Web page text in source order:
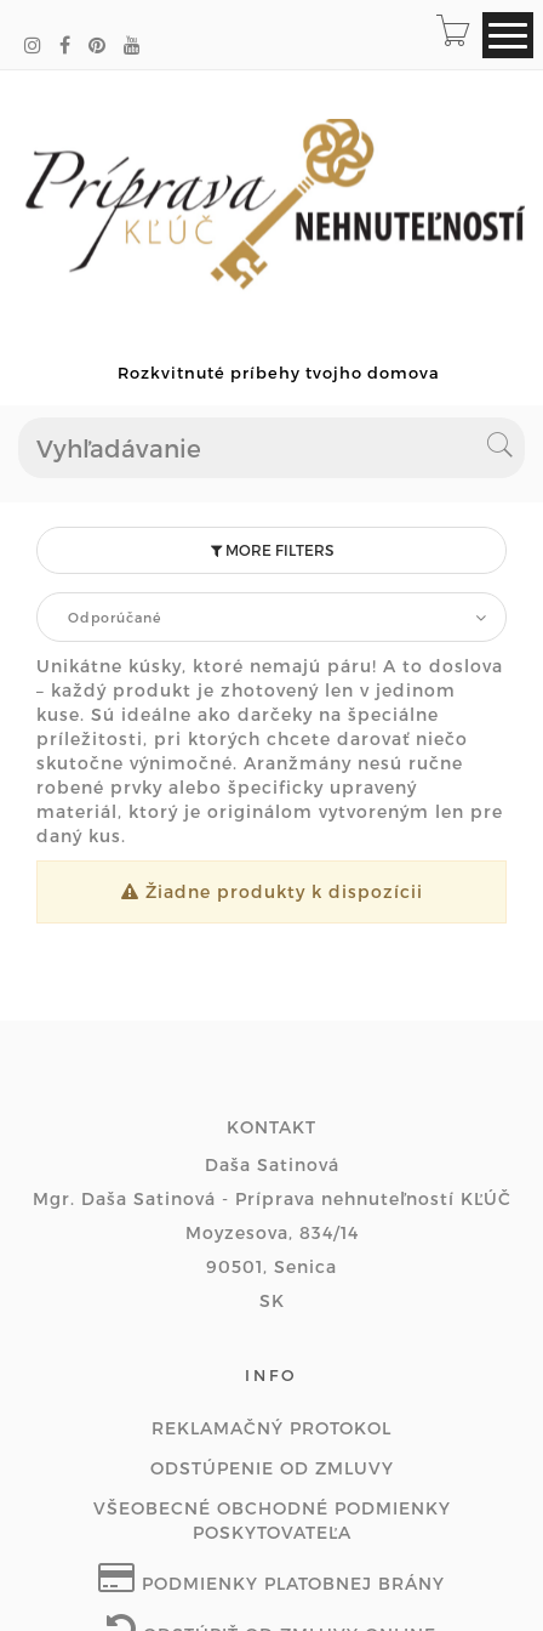
Rozkvitnuté príbehy tvojho domova
MORE FILTERS
Odporúčané
Unikátne kúsky, ktoré nemajú páru! A to doslova
– každý produkt je zhotovený len v jedinom
kuse. Sú ideálne ako darčeky na špeciálne
príležitosti, pri ktorých chcete darovať niečo
skutočne výnimočné. Aranžmány nesú ručne
robené prvky alebo špecificky upravený
materiál, ktorý je originálom vytvoreným len pre
daný kus.
Žiadne produkty k dispozícii
KONTAKT
Daša Satinová
Mgr. Daša Satinová - Príprava nehnuteľností KĽÚČ
Moyzesova, 834/14
90501, Senica
SK
INFO
REKLAMAČNÝ PROTOKOL
ODSTÚPENIE OD ZMLUVY
VŠEOBECNÉ OBCHODNÉ PODMIENKY
POSKYTOVATEĽA
PODMIENKY PLATOBNEJ BRÁNY